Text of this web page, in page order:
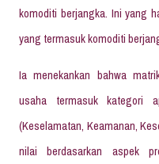
komoditi berjangka. Ini yang
yang termasuk komoditi
Ia menekankan bahwa
usaha termasuk kategori
(Keselamatan, Keamanan,
nilai berdasarkan aspek